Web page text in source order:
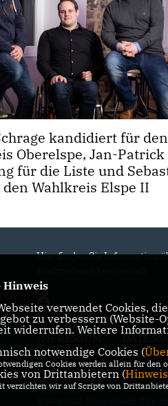
kandidiert für den
Oberelspe, Jan-Patrick
für die Liste und
Wahlkreis Elspe II
Hier finden Sie Information
IMPRESSUM
KONTAKT
Hinweis
verwendet Cookies,
zu verbessern
widerrufen. Weitere
notwendige Cookies (
Cookies werden allein für den
von Drittanbietern (Hinweis
verzichten wir auf Scripte von